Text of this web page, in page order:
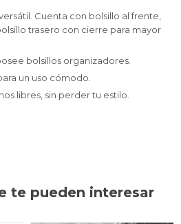
Cuenta con bolsillo al frente,
trasero con cierre para mayor
bolsillos organizadores.
un uso cómodo.
libres, sin perder tu estilo.
te pueden interesar